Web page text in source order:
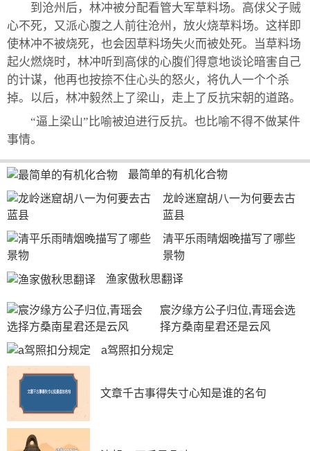
到沧州后，林冲被分配看管大军草料场。高俅父子贼
心不死，又派心腹之人前往沧州，放火烧草料场。这样即
使林冲不被烧死，也会因草料场失火而被处死。当草料场
起火燃烧时，林冲听到高俅的心腹们得意地谈论暗害自己
的计谋，他再也按捺不住心头的怒火，将仇人一个个杀
掉。以后，林冲毅然上了梁山，走上了反抗宋朝的道路。
“逼上梁山”比喻被迫进行反抗。也比喻不得不做某件
事情。
最简单的有机化合物
龙岭迷窟胡八一为何要去古
蓝县
清平乐雨晴烟晚描写了哪些
景物
渔家傲秋思翻译
宸汐缘方公子归位,青瑶会选
择方桑南星君还是云风
a驾照扣分规定
文章千古事得失寸心知是谁的名句